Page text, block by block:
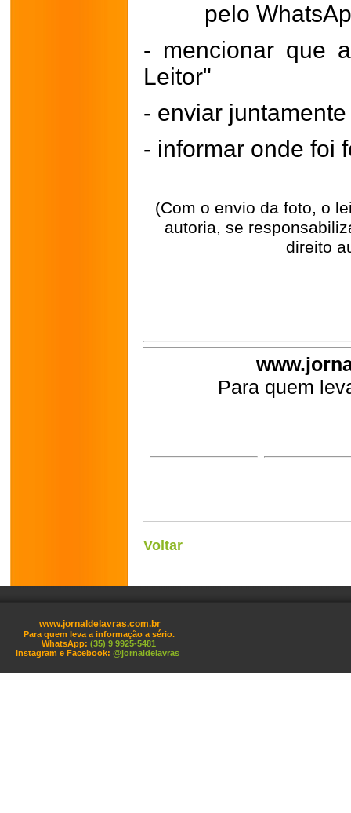
pelo
- mencionar que
Leitor"
- enviar
- informar onde foi
(Com o envio da foto, o
autoria, se
direito
Para quem
Voltar
www.jornaldelavras.com.br
Para quem leva a informação a sério.
WhatsApp: (35) 9 9925-5481
Instagram e Facebook: @jornaldelavras